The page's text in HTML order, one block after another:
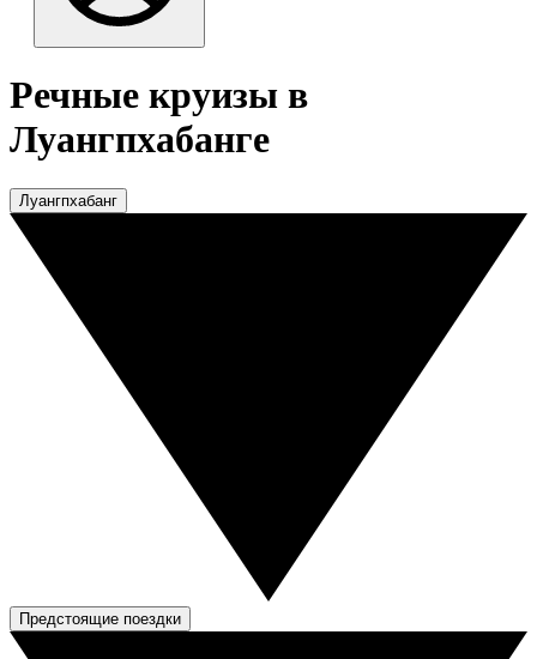
Речные круизы в
Луангпхабанге
Луангпхабанг
Предстоящие поездки